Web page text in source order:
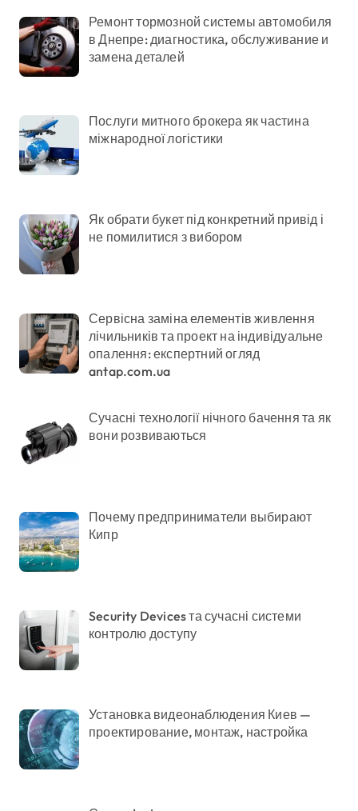
Ремонт тормозной системы автомобиля
в Днепре: диагностика, обслуживание и
замена деталей
Послуги митного брокера як частина
міжнародної логістики
Як обрати букет під конкретний привід і
не помилитися з вибором
Сервісна заміна елементів живлення
лічильників та проект на індивідуальне
опалення: експертний огляд
antap.com.ua
Сучасні технології нічного бачення та як
вони розвиваються
Почему предприниматели выбирают
Кипр
Security Devices та сучасні системи
контролю доступу
Установка видеонаблюдения Киев —
проектирование, монтаж, настройка